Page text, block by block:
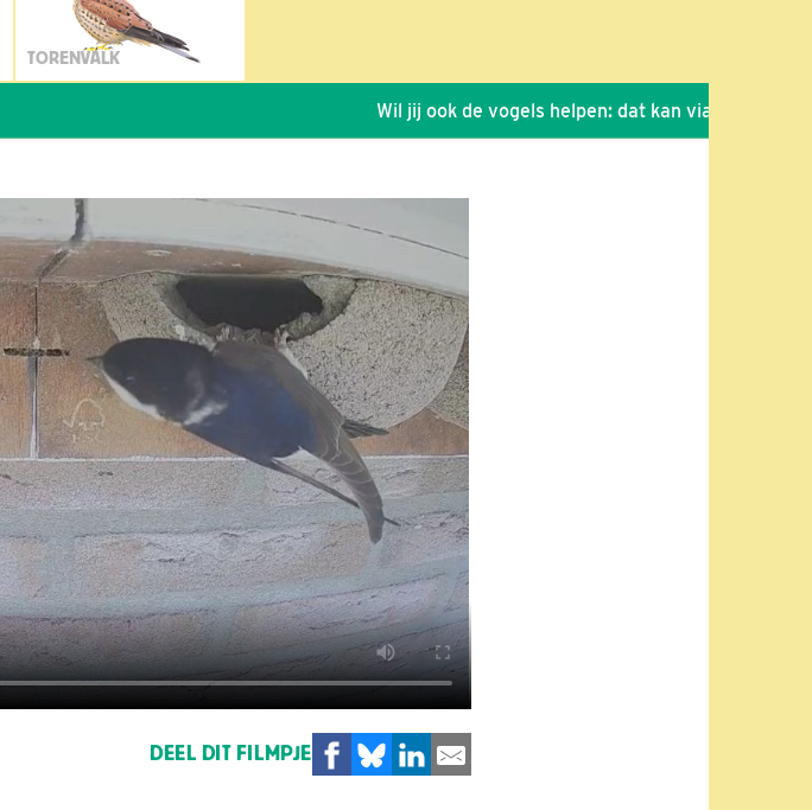
TORENVALK
Wil jij ook de vogels helpen: dat kan via de link!
DEEL DIT FILMPJE